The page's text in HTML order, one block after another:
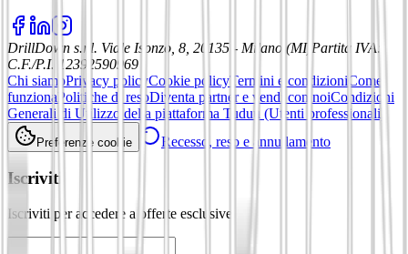
DrillDown s.r.l. Viale Isonzo, 8, 20135 - Milano (MI) Partita IVA:
C.F./P.I. 12392590969
Chi siamoPrivacy policyCookie policyTermini e condizioni Come
funziona Politiche di resoDiventa partner e vendi con noiCondizioni
Generali di Utilizzo della piattaforma Tuduu (Utenti professionali)
Preferenze cookie Recesso, reso e annullamento
Iscriviti
Iscriviti per accedere a offerte esclusive